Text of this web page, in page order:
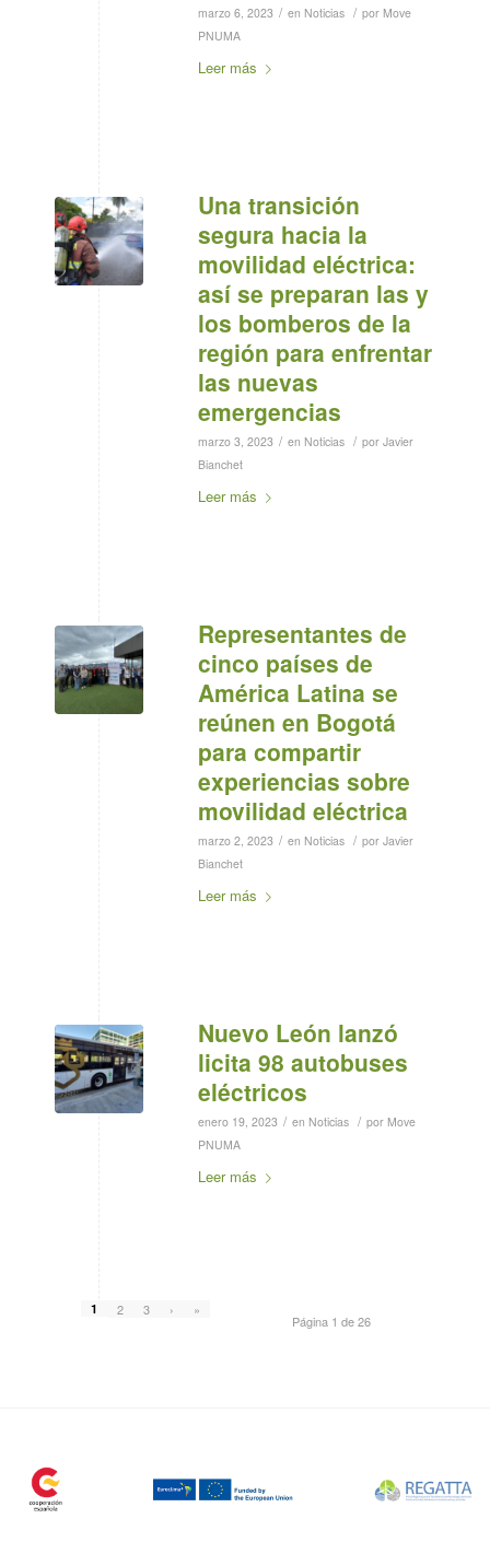
marzo 6, 2023 / en Noticias / por Move
PNUMA
Leer más
Una transición
segura hacia la
movilidad eléctrica:
así se preparan las y
los bomberos de la
región para enfrentar
las nuevas
emergencias
marzo 3, 2023 / en Noticias / por Javier
Bianchet
Leer más
Representantes de
cinco países de
América Latina se
reúnen en Bogotá
para compartir
experiencias sobre
movilidad eléctrica
marzo 2, 2023 / en Noticias / por Javier
Bianchet
Leer más
Nuevo León lanzó
licita 98 autobuses
eléctricos
enero 19, 2023 / en Noticias / por Move
PNUMA
Leer más
Página 1 de 26
1 2 3 › »